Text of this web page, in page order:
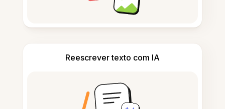
Reescrever texto com IA